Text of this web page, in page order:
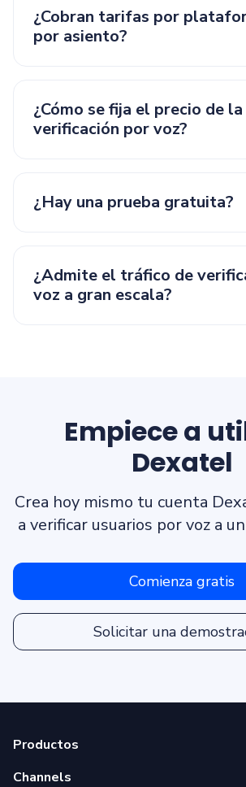
¿Cobran tarifas por
por asiento?
¿Cómo se fija el precio de la
verificación por voz?
¿Hay una prueba gratuita?
¿Admite el tráfico de
voz a gran escala?
Empiece a
Dexatel
Crea hoy mismo tu cuenta
a verificar usuarios por voz a
Comienza gratis
Solicitar una
Productos
Channels